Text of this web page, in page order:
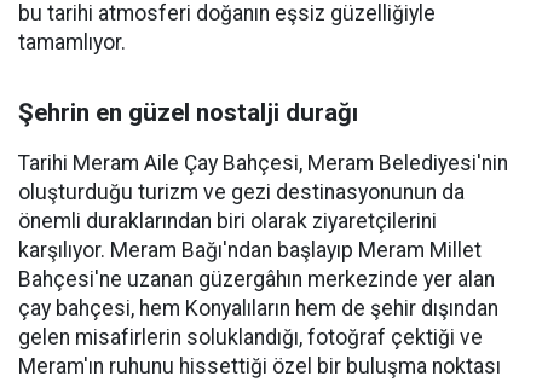
bu tarihi atmosferi doğanın eşsiz güzelliğiyle
tamamlıyor.
Şehrin en güzel nostalji durağı
Tarihi Meram Aile Çay Bahçesi, Meram Belediyesi'nin
oluşturduğu turizm ve gezi destinasyonunun da
önemli duraklarından biri olarak ziyaretçilerini
karşılıyor. Meram Bağı'ndan başlayıp Meram Millet
Bahçesi'ne uzanan güzergâhın merkezinde yer alan
çay bahçesi, hem Konyalıların hem de şehir dışından
gelen misafirlerin soluklandığı, fotoğraf çektiği ve
Meram'ın ruhunu hissettiği özel bir buluşma noktası